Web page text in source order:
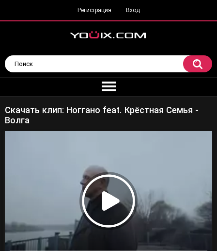
Регистрация Вход
Скачать клип: Ноггано feat. Крёстная Семья -
Волга